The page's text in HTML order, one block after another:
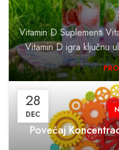
Vitamin D Suplementi
Vitamin D igra ključnu
28
DEC
Povećaj